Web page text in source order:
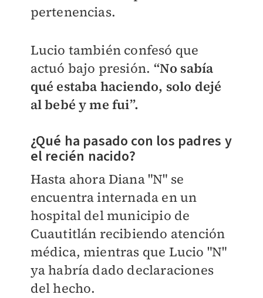
pertenencias.
Lucio también confesó que
actuó bajo presión. “No sabía
qué estaba haciendo, solo dejé
al bebé y me fui”.
¿Qué ha pasado con los padres y
el recién nacido?
Hasta ahora Diana "N" se
encuentra internada en un
hospital del municipio de
Cuautitlán recibiendo atención
médica, mientras que Lucio "N"
ya habría dado declaraciones
del hecho.